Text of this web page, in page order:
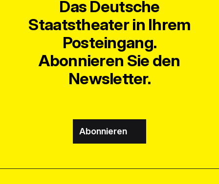
Das Deutsche
Staatstheater in Ihrem
Posteingang.
Abonnieren Sie den
Newsletter.
Abonnieren